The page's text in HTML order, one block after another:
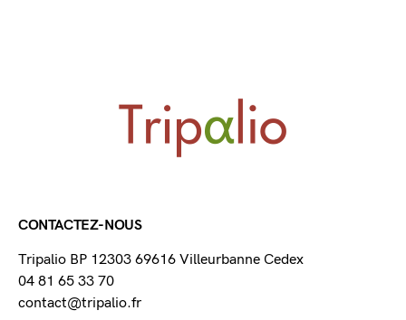
CONTACTEZ-NOUS
Tripalio BP 12303 69616 Villeurbanne Cedex
04 81 65 33 70
contact@tripalio.fr